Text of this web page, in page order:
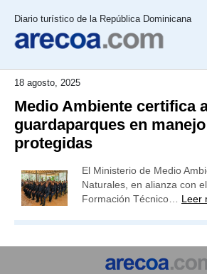
Diario turístico de la República Dominicana
18 agosto, 2025
Medio Ambiente certifica
guardaparques en
protegidas
El Ministerio de Medio
Naturales, en alianza con
Formación Técnico… Leer